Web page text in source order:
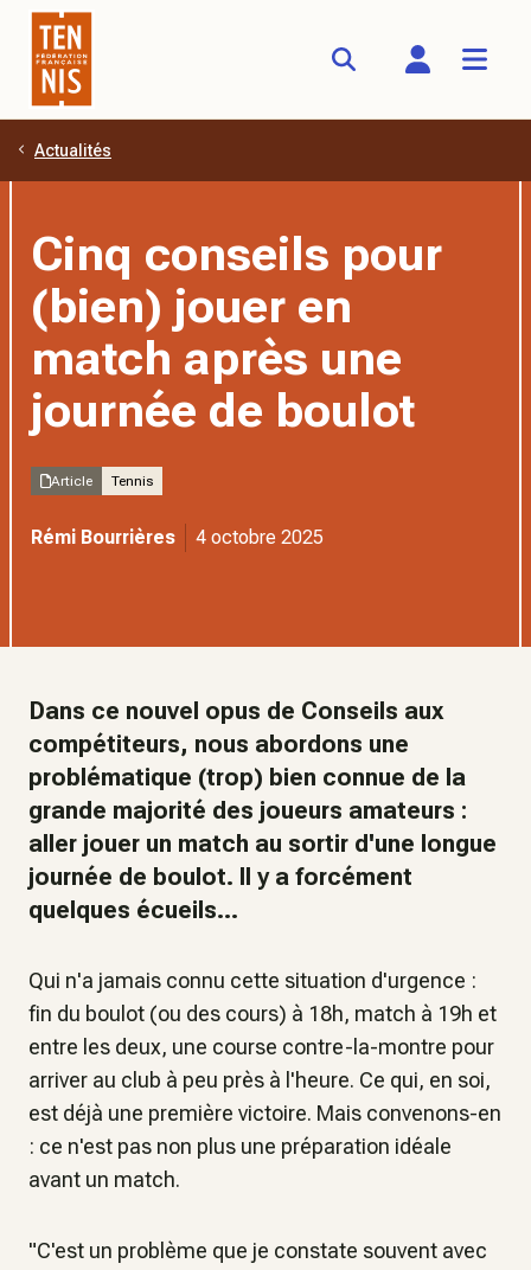
Aller au contenu principal
Actualités
Cinq conseils pour
(bien) jouer en
match après une
journée de boulot
Article Tennis
Rémi Bourrières 4 octobre 2025
Dans ce nouvel opus de Conseils aux
compétiteurs, nous abordons une
problématique (trop) bien connue de la
grande majorité des joueurs amateurs :
aller jouer un match au sortir d'une longue
journée de boulot. Il y a forcément
quelques écueils...
Qui n'a jamais connu cette situation d'urgence :
fin du boulot (ou des cours) à 18h, match à 19h et
entre les deux, une course contre-la-montre pour
arriver au club à peu près à l'heure. Ce qui, en soi,
est déjà une première victoire. Mais convenons-en
: ce n'est pas non plus une préparation idéale
avant un match.
"C'est un problème que je constate souvent avec